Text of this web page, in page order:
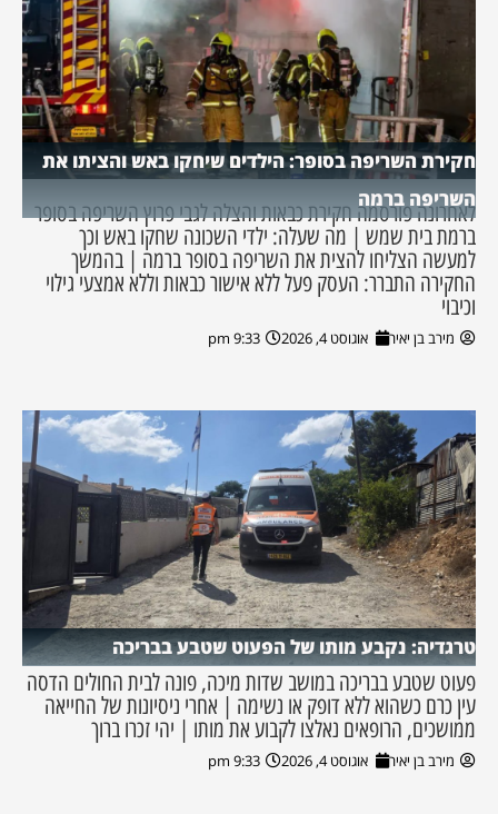
חקירת השריפה בסופר: הילדים שיחקו באש והציתו את
השריפה ברמה
לאחרונה פורסמה חקירת כבאות והצלה לגבי פרוץ השריפה בסופר
ברמת בית שמש | מה שעלה: ילדי השכונה שחקו באש וכך
למעשה הצליחו להצית את השריפה בסופר ברמה | בהמשך
החקירה התברר: העסק פעל ללא אישור כבאות וללא אמצעי גילוי
וכיבוי
מירב בן יאיר אוגוסט 4, 2026 9:33 pm
טרגדיה: נקבע מותו של הפעוט שטבע בבריכה
פעוט שטבע בבריכה במושב שדות מיכה, פונה לבית החולים הדסה
עין כרם כשהוא ללא דופק או נשימה | אחרי ניסיונות של החייאה
ממושכים, הרופאים נאלצו לקבוע את מותו | יהי זכרו ברוך
מירב בן יאיר אוגוסט 4, 2026 9:33 pm